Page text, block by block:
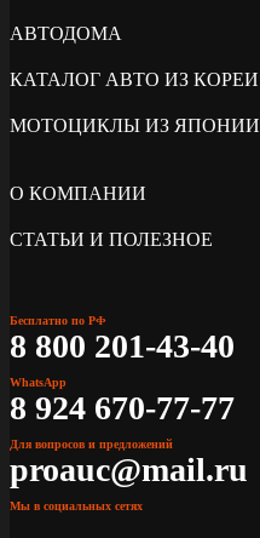
АВТОДОМА
КАТАЛОГ АВТО ИЗ КОРЕИ
МОТОЦИКЛЫ ИЗ ЯПОНИИ
О КОМПАНИИ
СТАТЬИ И ПОЛЕЗНОЕ
Бесплатно по РФ
8 800 201-43-40
WhatsApp
8 924 670-77-77
Для вопросов и предложений
proauc@mail.ru
Мы в социальных сетях